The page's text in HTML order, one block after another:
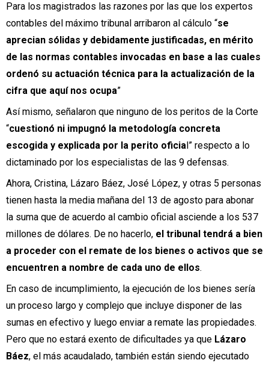
Para los magistrados las razones por las que los expertos
contables del máximo tribunal arribaron al cálculo “se
aprecian sólidas y debidamente justificadas, en mérito
de las normas contables invocadas en base a las cuales
ordenó su actuación técnica para la actualización de la
cifra que aquí nos ocupa”
Así mismo, señalaron que ninguno de los peritos de la Corte
“cuestionó ni impugnó la metodología concreta
escogida y explicada por la perito oficial” respecto a lo
dictaminado por los especialistas de las 9 defensas.
Ahora, Cristina, Lázaro Báez, José López, y otras 5 personas
tienen hasta la media mañana del 13 de agosto para abonar
la suma que de acuerdo al cambio oficial asciende a los 537
millones de dólares. De no hacerlo, el tribunal tendrá a bien
a proceder con el remate de los bienes o activos que se
encuentren a nombre de cada uno de ellos.
En caso de incumplimiento, la ejecución de los bienes sería
un proceso largo y complejo que incluye disponer de las
sumas en efectivo y luego enviar a remate las propiedades.
Pero que no estará exento de dificultades ya que Lázaro
Báez, el más acaudalado, también están siendo ejecutado